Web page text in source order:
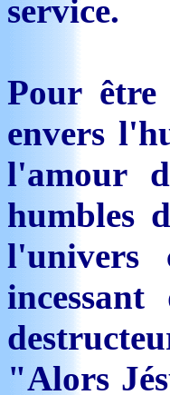
service.
Pour
envers
l'amour
humbles
l'univers
"Alors